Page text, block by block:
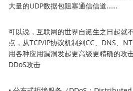
大量的UDP数据包阻塞通信信道……
可以说，互联网的世界自诞生之日起就
点，从TCP/IP协议机制到CC、DNS、
用各种应用漏洞发起更高级更精确的攻击
DDoS攻击